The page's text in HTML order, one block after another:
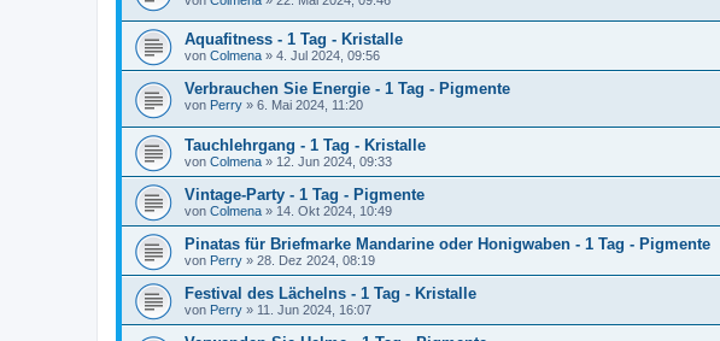
Aquafitness - 1 Tag - Kristalle
von Colmena » 4. Jul 2024, 09:56
Verbrauchen Sie Energie - 1 Tag - Pigmente
von Perry » 6. Mai 2024, 11:20
Tauchlehrgang - 1 Tag - Kristalle
von Colmena » 12. Jun 2024, 09:33
Vintage-Party - 1 Tag - Pigmente
von Colmena » 14. Okt 2024, 10:49
Pinatas für Briefmarke Mandarine oder Honigwaben - 1 Tag - Pigmente
von Perry » 28. Dez 2024, 08:19
Festival des Lächelns - 1 Tag - Kristalle
von Perry » 11. Jun 2024, 16:07